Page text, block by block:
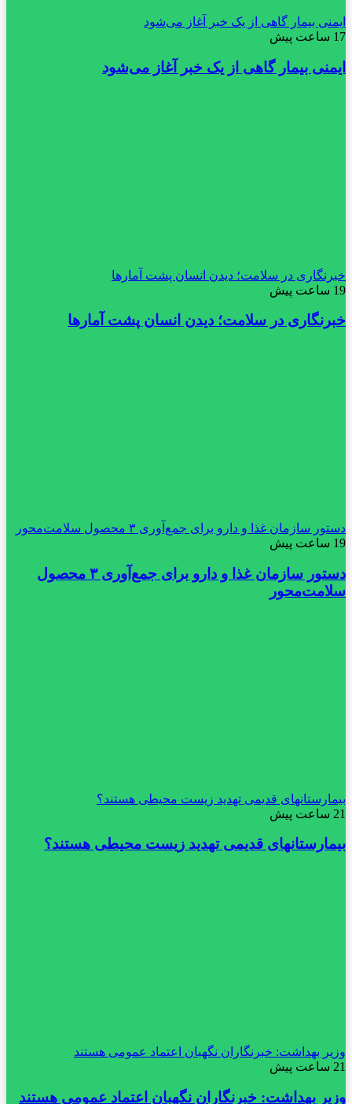
ایمنی بیمار گاهی از یک خبر آغاز می‌شود
17 ساعت پیش
ایمنی بیمار گاهی از یک خبر آغاز می‌شود
خبرنگاری در سلامت؛ دیدن انسان پشت آمارها
19 ساعت پیش
خبرنگاری در سلامت؛ دیدن انسان پشت آمارها
دستور سازمان غذا و دارو برای جمع‌آوری ۳ محصول سلامت‌محور
19 ساعت پیش
دستور سازمان غذا و دارو برای جمع‌آوری ۳ محصول
سلامت‌محور
بیمارستانهای قدیمی تهدید زیست محیطی هستند؟
21 ساعت پیش
بیمارستانهای قدیمی تهدید زیست محیطی هستند؟
وزیر بهداشت: خبرنگاران نگهبان اعتماد عمومی هستند
21 ساعت پیش
وزیر بهداشت: خبرنگاران نگهبان اعتماد عمومی هستند